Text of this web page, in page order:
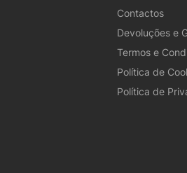
Contactos
Devoluções e
Termos e
Política de
Política de